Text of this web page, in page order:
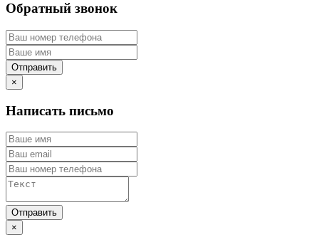
Обратный звонок
×
Написать письмо
×